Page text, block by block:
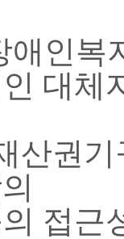
애인
대체
산권기
접근